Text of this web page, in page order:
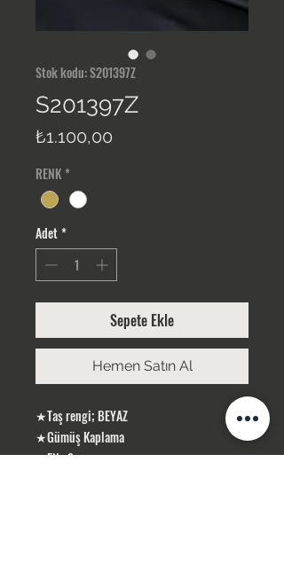
Stok kodu: S201397Z
S201397Z
₺1.100,00
RENK *
Adet*
Sepete Ekle
Hemen Satın Al
★Taş rengi; BEYAZ
★Gümüş Kaplama
★EN : 3 cm